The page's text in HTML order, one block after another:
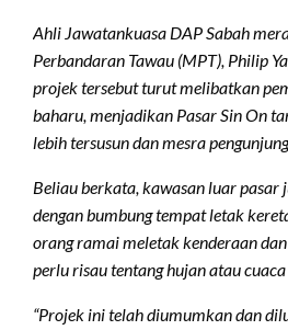
Ahli Jawatankuasa DAP Sabah
Perbandaran Tawau (MPT), Philip
projek tersebut turut melibatkan
baharu, menjadikan Pasar Sin On
lebih tersusun dan mesra
Beliau berkata, kawasan luar pasar
dengan bumbung tempat letak
orang ramai meletak kenderaan
perlu risau tentang hujan atau cuaca
“Projek ini telah diumumkan dan